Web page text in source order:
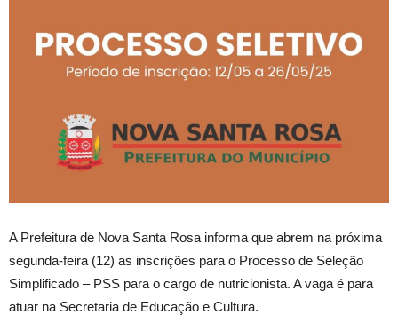
A Prefeitura de Nova Santa Rosa informa que abrem na próxima
segunda-feira (12) as inscrições para o Processo de Seleção
Simplificado – PSS para o cargo de nutricionista. A vaga é para
atuar na Secretaria de Educação e Cultura.